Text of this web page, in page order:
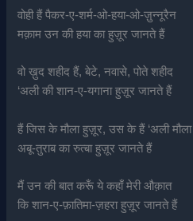
वोही हैं पैकर-ए-शर्म-ओ-हया-ओ-ज़ुन्नूरैन
मक़ाम उन की हया का हुज़ूर जानते हैं
वो ख़ुद शहीद हैं, बेटे, नवासे, पोते शहीद
‘अली की शान-ए-यगाना हुज़ूर जानते हैं
हैं जिस के मौला हुज़ूर, उस के हैं ‘अली मौला
अबू-तुराब का रुत्बा हुज़ूर जानते हैं
मैं उन की बात करूँ ये कहाँ मेरी औक़ात
कि शान-ए-फ़ातिमा-ज़हरा हुज़ूर जानते हैं